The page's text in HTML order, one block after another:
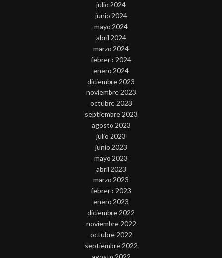
julio 2024
junio 2024
mayo 2024
abril 2024
marzo 2024
febrero 2024
enero 2024
diciembre 2023
noviembre 2023
octubre 2023
septiembre 2023
agosto 2023
julio 2023
junio 2023
mayo 2023
abril 2023
marzo 2023
febrero 2023
enero 2023
diciembre 2022
noviembre 2022
octubre 2022
septiembre 2022